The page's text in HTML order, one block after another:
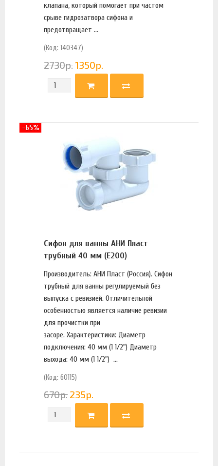
клапана, который помогает при частом
срыве гидрозатвора сифона и
предотвращает ...
(Код: 140347)
2730р.1350р.
Сифон для ванны АНИ Пласт
трубный 40 мм (Е200)
Производитель: АНИ Пласт (Россия). Сифон
трубный для ванны регулируемый без
выпуска с ревизией. Отличительной
особенностью является наличие ревизии
для прочистки при
засоре. Характеристики: Диаметр
подключения: 40 мм (1 1/2") Диаметр
выхода: 40 мм (1 1/2") ...
(Код: 60115)
670р. 235р.
-65%